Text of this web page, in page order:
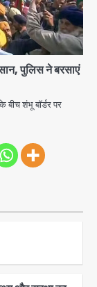
पुलिस ने बरसाएं
शंभू बॉर्डर पर
क्राइम ब्रांच
और सुरक्षा का